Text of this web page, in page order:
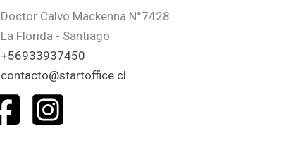
Doctor Calvo Mackenna N°7428
La Florida - Santiago
+56933937450
contacto@startoffice.cl